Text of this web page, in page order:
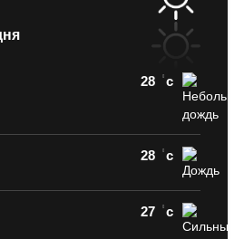
28 c
28 c
27 c